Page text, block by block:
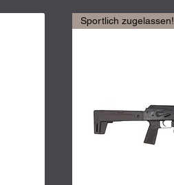
Sportlich zugelassen!